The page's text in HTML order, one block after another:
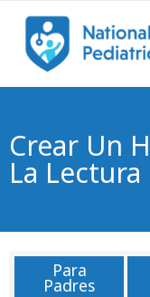
Crear Un
La Lectura
Para
Padres